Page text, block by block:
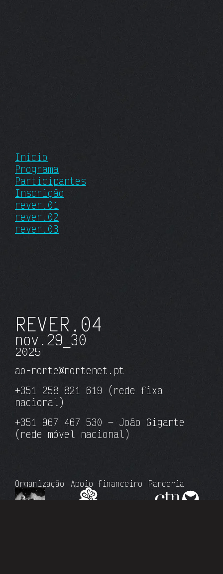
REVER .04
nov. 29_30
2025
ao-norte@nortenet.pt
+351 258 821 619
(rede fixa
nacional)
+351 967 467 530 — João Gigante
(rede móvel nacional)
Início
Programa
Participantes
Inscrição
rever.01
rever.02
rever.03
Organização Apoio financeiro Parceria